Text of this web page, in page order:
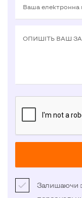
Ваша електронна
ОПИШIТЬ ВАШ
Залишаючи